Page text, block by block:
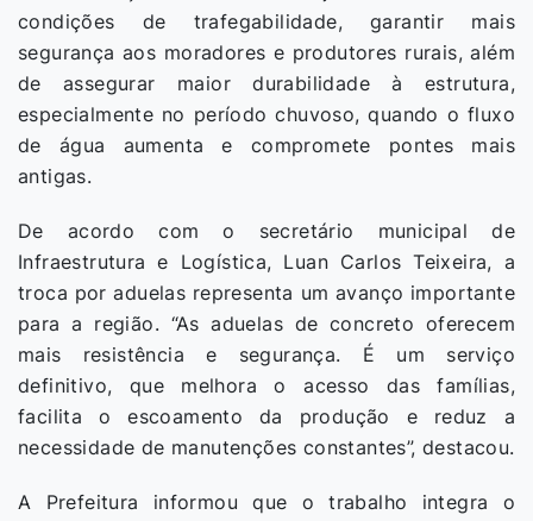
condições de trafegabilidade, garantir mais
segurança aos moradores e produtores rurais, além
de assegurar maior durabilidade à estrutura,
especialmente no período chuvoso, quando o fluxo
de água aumenta e compromete pontes mais
antigas.
De acordo com o secretário municipal de
Infraestrutura e Logística, Luan Carlos Teixeira, a
troca por aduelas representa um avanço importante
para a região. “As aduelas de concreto oferecem
mais resistência e segurança. É um serviço
definitivo, que melhora o acesso das famílias,
facilita o escoamento da produção e reduz a
necessidade de manutenções constantes”, destacou.
A Prefeitura informou que o trabalho integra o